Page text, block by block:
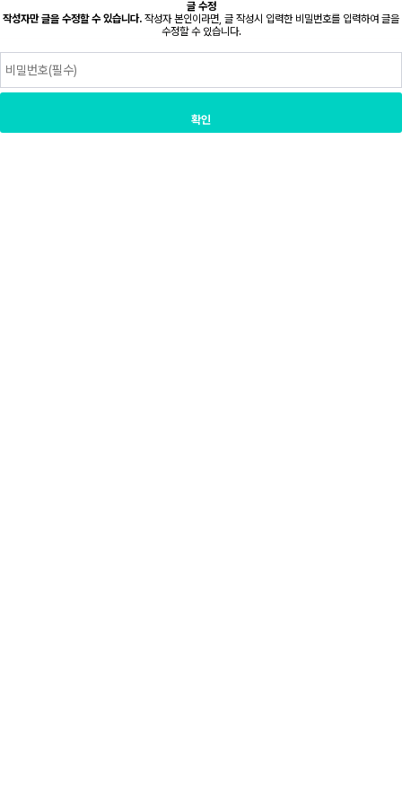
글 수정
작성자만 글을 수정할 수 있습니다. 작성자 본인이라면, 글 작성시 입력한 비밀번호를 입력하여 글을
수정할 수 있습니다.